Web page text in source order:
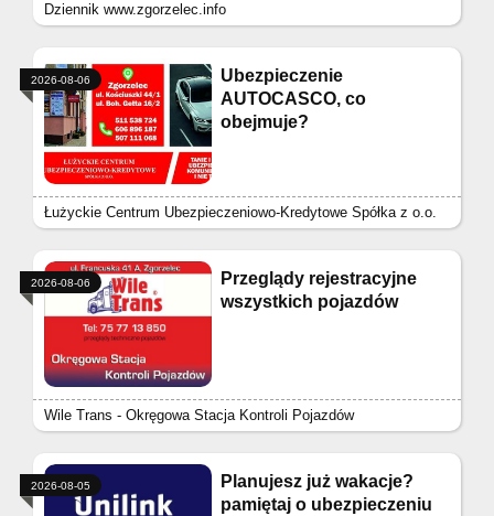
Dziennik www.zgorzelec.info
Ubezpieczenie
AUTOCASCO, co
obejmuje?
Łużyckie Centrum Ubezpieczeniowo-Kredytowe Spółka z o.o.
2026-08-06
Przeglądy rejestracyjne
wszystkich pojazdów
Wile Trans - Okręgowa Stacja Kontroli Pojazdów
2026-08-06
Planujesz już wakacje?
pamiętaj o ubezpieczeniu
2026-08-05